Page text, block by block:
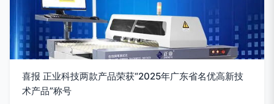
喜报 正业科技两款产品荣获“2025年广东省名优高新技
术产品”称号